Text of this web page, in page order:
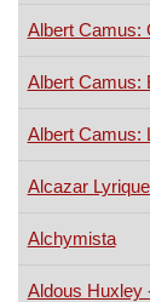
Albert Camus:
Albert Camus:
Albert Camus:
Alcazar
Alchymista
Aldous Huxley